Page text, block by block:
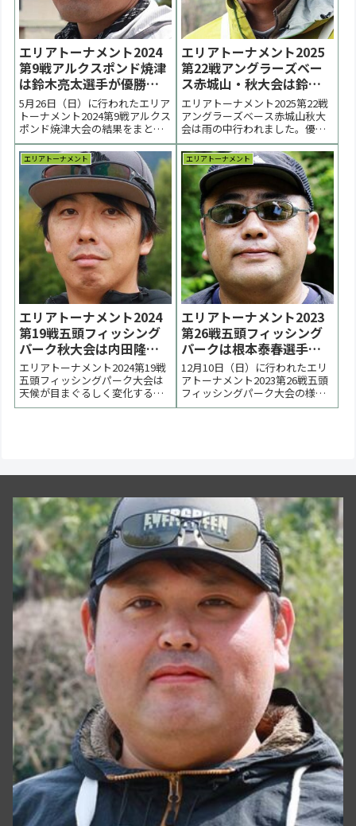
エリアトーナメント2024
第9戦アルクスポンド焼津
は鈴木亮太選手が優勝
【大会結果】
5月26日（日）に行われたエリア
トーナメント2024第9戦アルクス
ポンド焼津大会の結果をまとめ
ています。優勝は鈴木亮太選手
でした。２位は藤岡梢選手、阿
部貴樹選手でした。 < 前の大会
2024一覧 次の大会 >表彰台優
勝：鈴木亮太選手表彰台ラーメ
ン賞協賛企業 IOSFactory...
エリアトーナメント2025
第22戦アングラーズベー
ス赤城山・秋大会は鈴木
亮太選手が優勝【大会速
報】
エリアトーナメント2025第22戦
アングラーズベース赤城山秋大
会は雨の中行われました。優勝
は鈴木亮太選手、２位は池淳一
選手、３位は小畑ちはる選手で
した。 < 前の大会 2025一覧 次の
大会 >表彰台 優勝：鈴木亮太選
手 表彰台 ラーメン賞協賛企業：
順不同IOS FACTORY、...
エリアトーナメント
エリアトーナメント2024
第19戦五頭フィッシング
パーク秋大会は内田隆洋
選手が優勝【大会終了】
エリアトーナメント2024第19戦
五頭フィッシングパーク大会は
天候が目まぐるしく変化する中
で行われました。優勝は第３ロ
エリアトーナメント
エリアトーナメント2023
第26戦五頭フィッシング
パークは根本泰春選手が
優勝【大会結果】
12月10日（日）に行われたエリ
アトーナメント2023第26戦五頭
フィッシングパーク大会の様子
をまとめています。決勝までボ